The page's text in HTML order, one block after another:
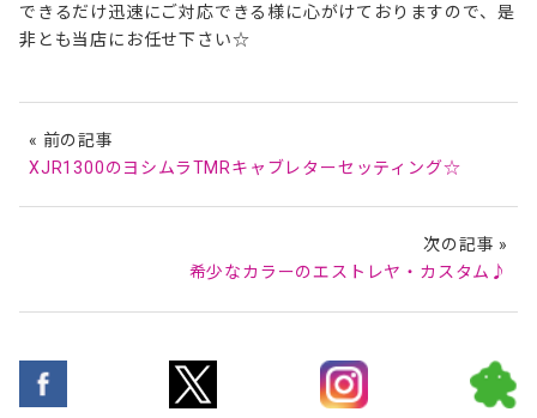
できるだけ迅速にご対応できる様に心がけておりますので、是
非とも当店にお任せ下さい☆
« 前の記事
XJR1300のヨシムラTMRキャブレターセッティング☆
次の記事 »
希少なカラーのエストレヤ・カスタム♪